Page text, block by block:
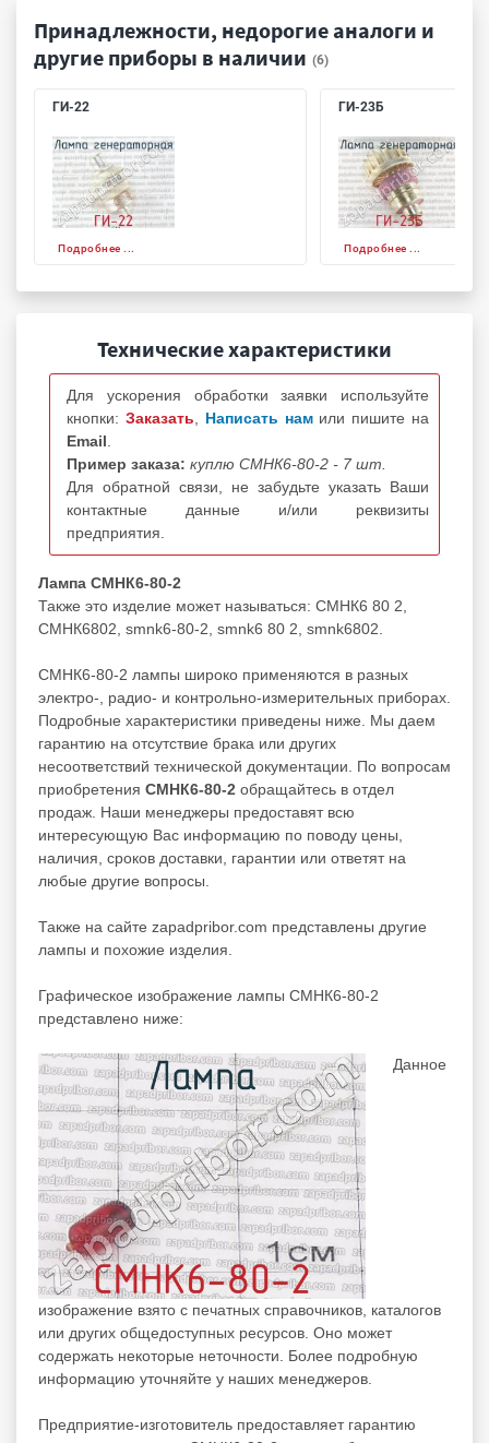
Принадлежности, недорогие аналоги и
другие приборы в наличии (6)
ГИ-22
Подробнее ...
ГИ-23Б
Подробнее ...
Технические характеристики
Для ускорения обработки заявки используйте
кнопки: Заказать Написать нам или пишите на
Email
Пример заказа: куплю СМНК6-80-2 - 7 шт.
Для обратной связи, не забудьте указать Ваши
контактные данные и/или реквизиты
предприятия.
Лампа СМНК6-80-2
Также это изделие может называться: СМНК6 80 2,
СМНК6802, smnk6-80-2, smnk6 80 2, smnk6802.
СМНК6-80-2 лампы широко применяются в разных
электро-, радио- и контрольно-измерительных приборах.
Подробные характеристики приведены ниже. Мы даем
гарантию на отсутствие брака или других
несоответствий технической документации. По вопросам
приобретения СМНК6-80-2 обращайтесь в отдел
продаж. Наши менеджеры предоставят всю
интересующую Вас информацию по поводу цены,
наличия, сроков доставки, гарантии или ответят на
любые другие вопросы.
Также на сайте zapadpribor.com представлены другие
лампы и похожие изделия.
Графическое изображение лампы СМНК6-80-2
представлено ниже:
Данное
изображение взято с печатных справочников, каталогов
или других общедоступных ресурсов. Оно может
содержать некоторые неточности. Более подробную
информацию уточняйте у наших менеджеров.
Предприятие-изготовитель предоставляет гарантию